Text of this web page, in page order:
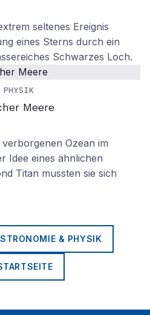
seltenes Ereignis
eines Sterns durch ein
Schwarzes Loch.
PHYSIK
Meere
Ozean im
Idee eines ähnlichen
Titan mussten sie sich
& PHYSIK